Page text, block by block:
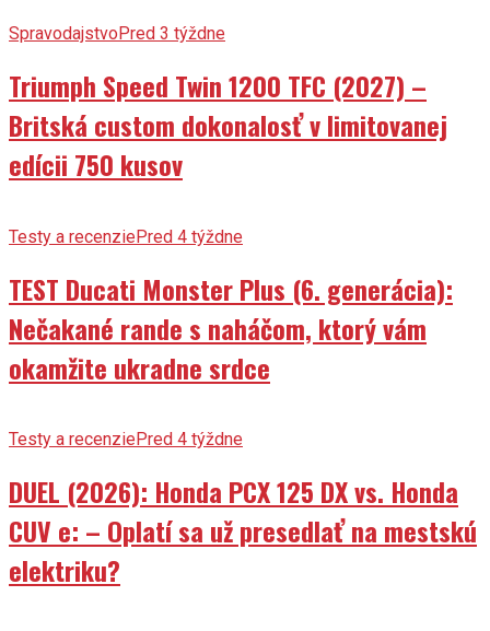
SpravodajstvoPred 3 týždne
Triumph Speed Twin 1200 TFC (2027) –
Britská custom dokonalosť v limitovanej
edícii 750 kusov
Testy a recenziePred 4 týždne
TEST Ducati Monster Plus (6. generácia):
Nečakané rande s naháčom, ktorý vám
okamžite ukradne srdce
Testy a recenziePred 4 týždne
DUEL (2026): Honda PCX 125 DX vs. Honda
CUV e: – Oplatí sa už presedlať na mestskú
elektriku?